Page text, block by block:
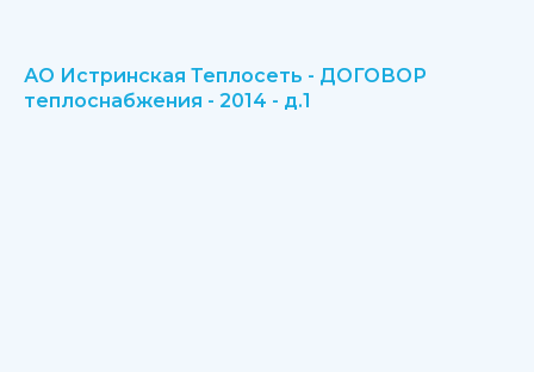
АО Истринская Теплосеть - ДОГОВОР
теплоснабжения - 2014 - д.1